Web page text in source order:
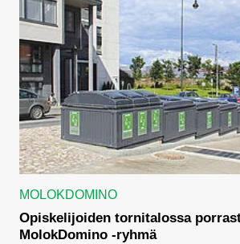
MOLOKDOMINO
Opiskelijoiden tornitalossa
MolokDomino -ryhmä